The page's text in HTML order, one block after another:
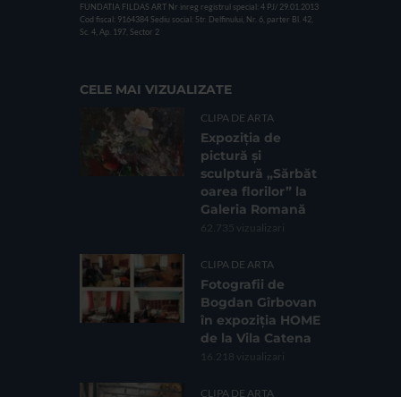
FUNDATIA FILDAS ART Nr inreg registrul special: 4 PJ/ 29.01.2013
Cod fiscal: 9164384 Sediu social: Str. Delfinului, Nr. 6, parter Bl. 42,
Sc. 4, Ap. 197, Sector 2
CELE MAI VIZUALIZATE
CLIPA DE ARTA
Expoziția de
pictură și
sculptură „Sărbăt
oarea florilor” la
Galeria Romană
62.735 vizualizari
CLIPA DE ARTA
Fotografii de
Bogdan Gîrbovan
în expoziția HOME
de la Vila Catena
16.218 vizualizari
CLIPA DE ARTA